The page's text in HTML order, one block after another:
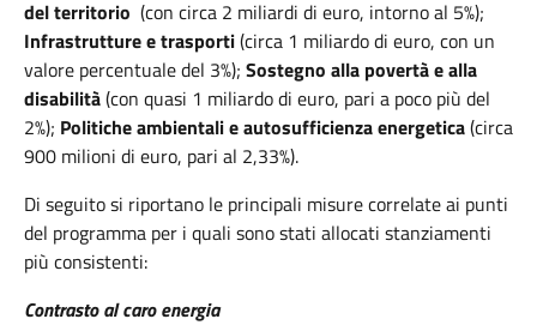
del territorio (con circa 2 miliardi di euro, intorno al 5%);
Infrastrutture e trasporti(circa 1 miliardo di euro, con un
valore percentuale del 3%); Sostegno alla povertà e alla
disabilità(con quasi 1 miliardo di euro, pari a poco più del
2%); Politiche ambientali e autosufficienza energetica(circa
900 milioni di euro, pari al 2,33%).
Di seguito si riportano le principali misure correlate ai punti
del programma per i quali sono stati allocati stanziamenti
più consistenti:
Contrasto al caro energia